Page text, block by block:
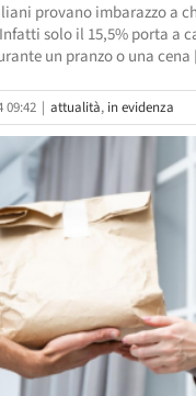
provano imbarazzo a
solo il 15,5% porta a
un pranzo o una cena
09:42 | attualità, in evidenza